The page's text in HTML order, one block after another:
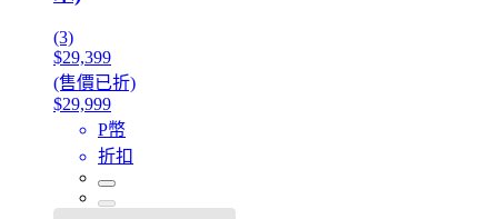
(3)
$29,399
(售價已折)
$29,999
P幣
折扣